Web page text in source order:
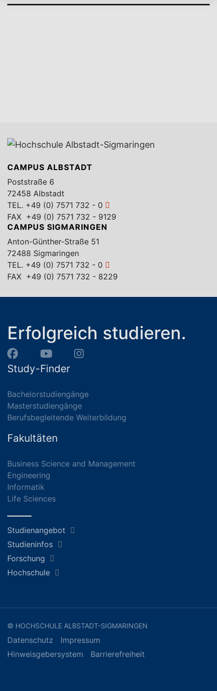
CAMPUS ALBSTADT
Poststraße 6
72458 Albstadt
TEL. +49 (0) 7571 732 - 0
FAX +49 (0) 7571 732 - 9129
CAMPUS SIGMARINGEN
Anton-Günther-Straße 51
72488 Sigmaringen
TEL. +49 (0) 7571 732 - 0
FAX +49 (0) 7571 732 - 8229
Erfolgreich studieren.
Study-Finder
Bachelorstudiengänge
Masterstudiengänge
Berufsbegleitende Weiterbildung
Fakultäten
Business Science and Management
Engineering
Informatik
Life Sciences
Studienangebot
Studieninfos
Forschung
Hochschule
© HOCHSCHULE ALBSTADT-SIGMARINGEN
Datenschutz
Impressum
Hinweisgebersystem
Barrierefreiheit